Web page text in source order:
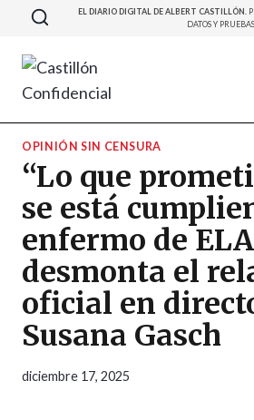
Saltar
contenido
EL DIARIO DIGITAL DE ALBERT CASTILLÓN.
DATOS Y PRUEBAS
OPINIÓN SIN CENSURA
“Lo que
se está
enfermo de ELA
desmonta el
oficial en
Susana Gasch
diciembre 17, 2025